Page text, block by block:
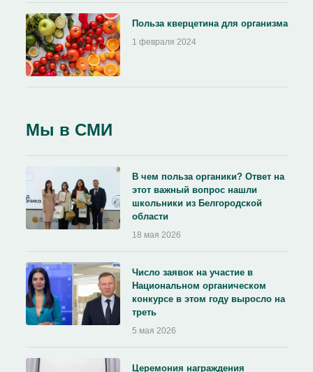
Польза кверцетина для организма
1 февраля 2024
Мы в СМИ
В чем польза органики? Ответ на
этот важный вопрос нашли
школьники из Белгородской
области
18 мая 2026
Число заявок на участие в
Национальном органическом
конкурсе в этом году выросло на
треть
5 мая 2026
Церемония награждения